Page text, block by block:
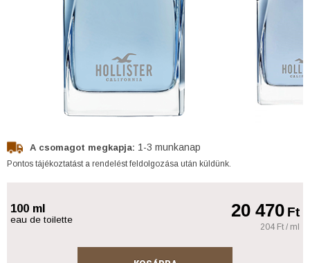
A csomagot megkapja: 1-3 munkanap
Pontos tájékoztatást a rendelést feldolgozása után küldünk.
100 ml
eau de toilette 20 470Ft
204 Ft / ml